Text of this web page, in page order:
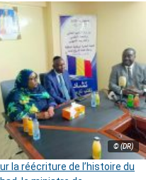
© (DR)
la réécriture de l’histoire du